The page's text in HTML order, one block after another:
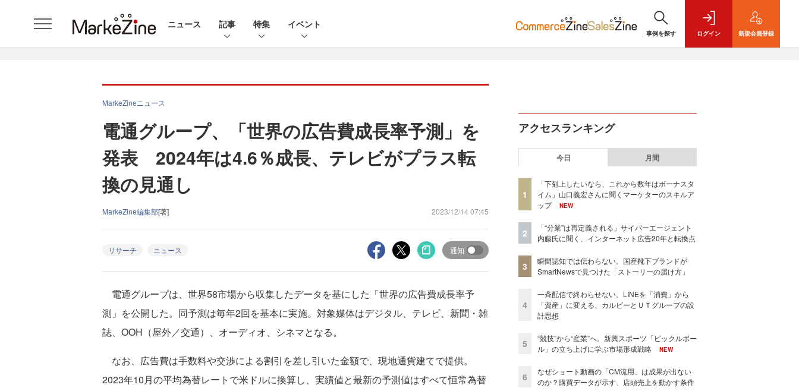
ニュース 記事 特集 イベント
事例を探す ログイン 新規会員登録
MarkeZineニュース
電通グループ、「世界の広告費成長率予測」を
発表 2024年は4.6％成長、テレビがプラス転
換の見通し
MarkeZine編集部[著] 2023/12/14 07:45
リサーチ ニュース 通知
電通グループは、世界58市場から収集したデータを基にした「世界の広告費成長率予
測」を公開した。同予測は毎年2回を基本に実施。対象媒体はデジタル、テレビ、新聞・雑
誌、OOH（屋外／交通）、オーディオ、シネマとなる。
なお、広告費は手数料や交渉による割引を差し引いた金額で、現地通貨建てで提供。
2023年10月の平均為替レートで米ドルに換算し、実績値と最新の予測値はすべて恒常為替
アクセスランキング
今日 月間
1
「下剋上したいなら、これから数年はボーナスタ
イム」山口義宏さんに聞くマーケターのスキルア
ップ
NEW
2
「“分業”は再定義される」サイバーエージェント
内藤氏に聞く、インターネット広告20年と転換点
3
瞬間認知では伝わらない。国産靴下ブランドが
SmartNewsで見つけた「ストーリーの届け方」
4
一斉配信で終わらせない。LINEを「消費」から
「資産」に変える、カルビーとＵＴグループの設
計思想
5
“競技”から“産業”へ。新興スポーツ「ピックルボー
ル」の立ち上げに学ぶ市場形成戦略
NEW
6
なぜショート動画の「CM流用」は成果が出ない
のか？購買データが示す、店頭売上を動かす条件